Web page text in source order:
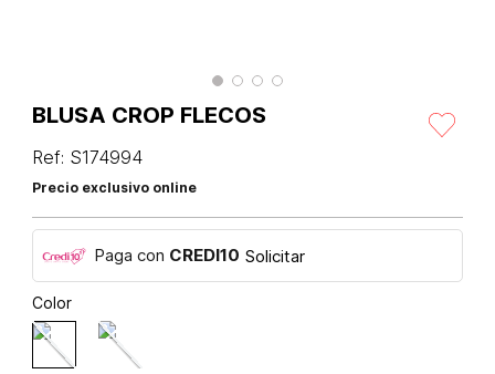
BLUSA CROP FLECOS
Ref: S174994
Precio exclusivo online
Paga con CREDI10 Solicitar
Color